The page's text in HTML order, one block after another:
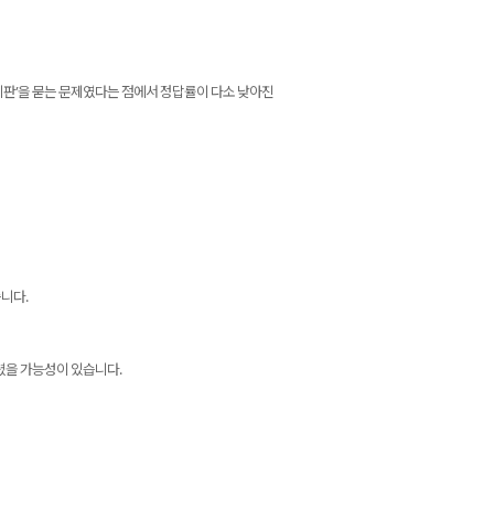
’을 묻는 문제였다는 점에서 정답률이 다소 낮아진
다.
가능성이 있습니다.